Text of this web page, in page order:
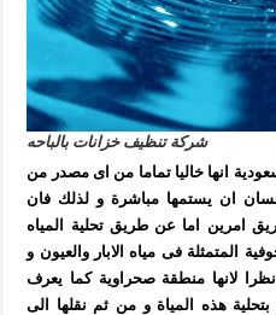
شركة تنظيف خزانات بالباحه
انها خاليا تماما من اى مصدر من
ان يستمها مباشرة و لذلك فان
امرين اما عن طريق تحلية المياه
المتمثلة فى مياه الابار والعيون و
لانها منطقة صحراوية كما يعرف
هذه المياة و من ثم نقلها الى